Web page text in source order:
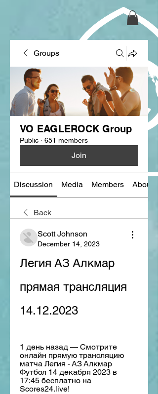
Groups
VO EAGLEROCK Group
Public · 651 members
Join
Discussion Media Members About
Back
Scott Johnson
December 14, 2023
Легия АЗ Алкмар
прямая трансляция
14.12.2023
1 день назад — Смотрите
онлайн прямую трансляцию
матча Легия - АЗ Алкмар
Футбол 14 декабря 2023 в
17:45 бесплатно на
Scores24.live!